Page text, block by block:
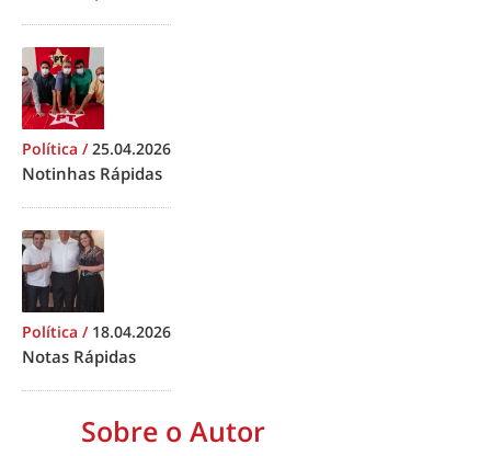
Política /25.04.2026
Notinhas Rápidas
Política / 18.04.2026
Notas Rápidas
Sobre o Autor